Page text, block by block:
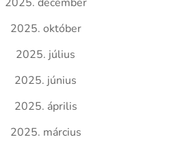
2025. október
2025. július
2025. június
2025. április
2025. március